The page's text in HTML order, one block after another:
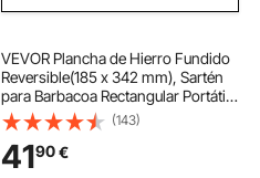
VEVOR Plancha de Hierro Fundido
Reversible(185 x 342 mm), Sartén
para Barbacoa Rectangular Portátil
con Asa, Utensilios de Cocina
Familiares para Interiores y
Exteriores, Parrilla, Color Negro
(143)
4190€